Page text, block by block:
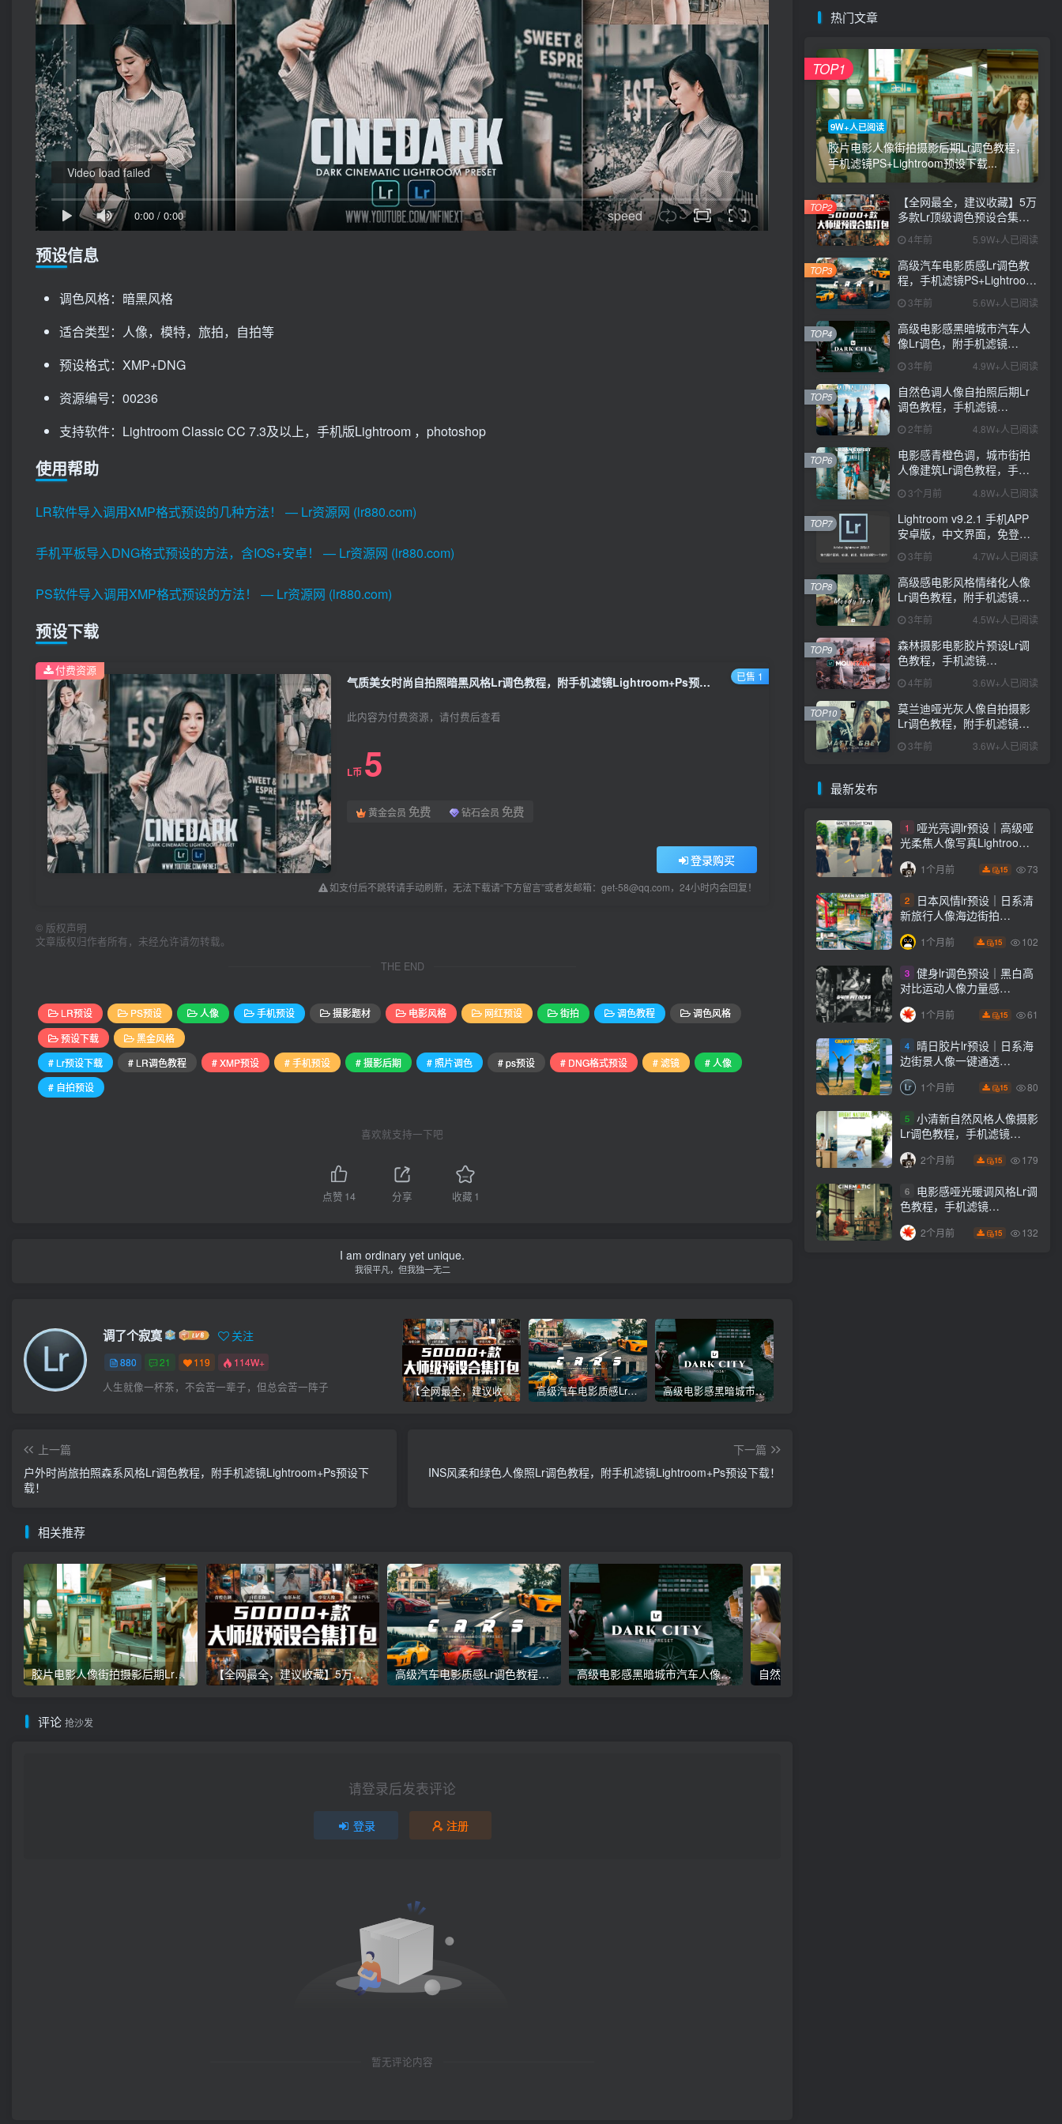
0:00 / 0:00 speed
Video load failed
预设信息
调色风格：暗黑风格
适合类型：人像，模特，旅拍，自拍等
预设格式：XMP+DNG
资源编号：00236
支持软件：Lightroom Classic CC 7.3及以上，手机版Lightroom ，photoshop
使用帮助
LR软件导入调用XMP格式预设的几种方法！ — Lr资源网 (lr880.com)
手机平板导入DNG格式预设的方法，含IOS+安卓！ — Lr资源网 (lr880.com)
PS软件导入调用XMP格式预设的方法！ — Lr资源网 (lr880.com)
预设下载
气质美女时尚自拍照暗黑风格Lr调色教程，附手机滤镜Lightroom+Ps预设下载！
此内容为付费资源，请付费后查看
L币 5
黄金会员 免费 钻石会员 免费
登录购买
如支付后不跳转请手动刷新，无法下载请“下方留言”或者发邮箱：get-58@qq.com，24小时内会回复！
付费资源 已售 1
© 版权声明
文章版权归作者所有，未经允许请勿转载。
THE END
LR预设 PS预设 人像 手机预设 摄影题材 电影风格 网红预设 街拍 调色教程
调色风格
预设下载
黑金风格
# Lr预设下载
# LR调色教程 # XMP预设 # 手机预设 # 摄影后期 # 照片调色 # ps预设 # DNG格式预设 # 滤镜
# 人像
# 自拍预设
喜欢就支持一下吧
点赞 14 分享 收藏 1
I am ordinary yet unique.
我很平凡，但我独一无二
调了个寂寞 关注
880 21 119 114W+
人生就像一杯茶，不会苦一辈子，但总会苦一阵子 【全网最全，建议收藏】5万多款Lr顶级调色预设合集，精心整理，分类清晰，摄影师调色师必备素材，够用一辈子！ 高级汽车电影质感Lr调色教程，手机滤镜PS+Lightroom预设下载！ 高级电影感黑暗城市汽车人像Lr调色，附手机滤镜PS+Lightroom预设下载！
上一篇
户外时尚旅拍照森系风格Lr调色教程，附手机滤镜Lightroom+Ps预设下
载！
下一篇
INS风柔和绿色人像照Lr调色教程，附手机滤镜Lightroom+Ps预设下载！
相关推荐
胶片电影人像街拍摄影后期Lr调色教程，手机滤镜PS+Lightroom预设下载！ 【全网最全，建议收藏】5万多款Lr顶级调色预设合集，精心整理，分类清晰，摄影师调色师必备素材，够用一辈子！ 高级汽车电影质感Lr调色教程，手机滤镜PS+Lightroom预设下载！ 高级电影感黑暗城市汽车人像Lr调色，附手机滤镜PS+Lightroom预设下载！
评论 抢沙发
请登录后发表评论
登录 注册
暂无评论内容
热门文章
9W+人已阅读
胶片电影人像街拍摄影后期Lr调色教程，
手机滤镜PS+Lightroom预设下载...
TOP1
【全网最全，建议收藏】5万
多款Lr顶级调色预设合集，
精心整理，分类清晰，摄影
师调色师必备素材，够用一
辈子！
4年前 5.9W+人已阅读
TOP2
高级汽车电影质感Lr调色教
程，手机滤镜PS+Lightroom
预设下载！
3年前 5.6W+人已阅读
TOP3
高级电影感黑暗城市汽车人
像Lr调色，附手机滤镜
PS+Lightroom预设下载！
3年前 4.9W+人已阅读
TOP4
自然色调人像自拍照后期Lr
调色教程，手机滤镜
PS+Lightroom预设下载！
2年前 4.8W+人已阅读
TOP5
电影感青橙色调，城市街拍
人像建筑Lr调色教程，手机
滤镜PS+Lightroom预设下
载！3个月前 4.8W+人已阅读
TOP6
Lightroom v9.2.1 手机APP
安卓版，中文界面，免登录
直接激活破解版！
3年前 4.7W+人已阅读
TOP7
高级感电影风格情绪化人像
Lr调色教程，附手机滤镜
PS+Lightroom预设下载！
3年前 4.5W+人已阅读
TOP8
森林摄影电影胶片预设Lr调
色教程，手机滤镜
Lightroom+Ps预设下载！
4年前 3.6W+人已阅读
TOP9
莫兰迪哑光灰人像自拍摄影
Lr调色教程，附手机滤镜
PS+Lightroom预设下载！
3年前 3.6W+人已阅读
TOP10
最新发布
1
哑光亮调lr预设｜高级哑
光柔焦人像写真Lightroom
下载lr调色风格
1个月前 15 73
2
日本风情lr预设｜日系清
新旅行人像海边街拍
Lightroom下载lr调色风格
1个月前 15 102
3 健身lr调色预设｜黑白高
对比运动人像力量感
Lightroom下载lr预设风格
1个月前 15 61
4
晴日胶片lr预设｜日系海
边街景人像一键通透
Lightroom下载lr调色风格
1个月前 15 80
5 小清新自然风格人像摄影
Lr调色教程，手机滤镜
PS+Lightroom预设下载！
2个月前 15 179
6
电影感哑光暖调风格Lr调
色教程，手机滤镜
PS+Lightroom预设下载！
2个月前 15 132